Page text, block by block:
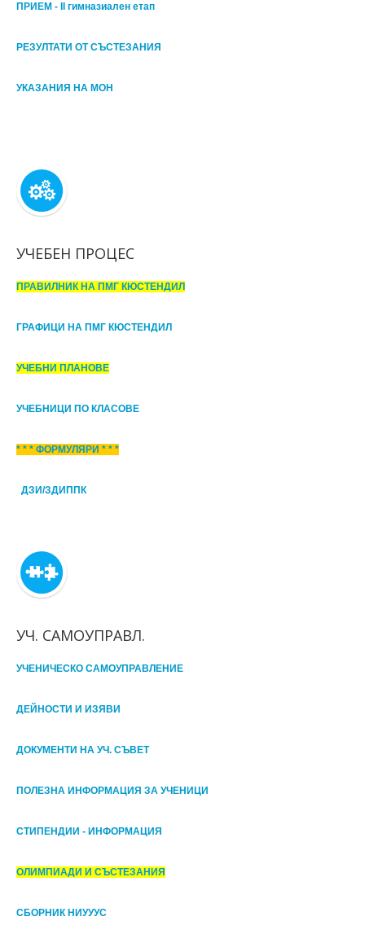
ПРИЕМ - II гимназиален етап
РЕЗУЛТАТИ ОТ СЪСТЕЗАНИЯ
УКАЗАНИЯ НА МОН
УЧЕБЕН ПРОЦЕС
ПРАВИЛНИК НА ПМГ КЮСТЕНДИЛ
ГРАФИЦИ НА ПМГ КЮСТЕНДИЛ
УЧЕБНИ ПЛАНОВЕ
УЧЕБНИЦИ ПО КЛАСОВЕ
* * * ФОРМУЛЯРИ * * *
ДЗИ/ЗДИППК
УЧ. САМОУПРАВЛ.
УЧЕНИЧЕСКО САМОУПРАВЛЕНИЕ
ДЕЙНОСТИ И ИЗЯВИ
ДОКУМЕНТИ НА УЧ. СЪВЕТ
ПОЛЕЗНА ИНФОРМАЦИЯ ЗА УЧЕНИЦИ
СТИПЕНДИИ - ИНФОРМАЦИЯ
ОЛИМПИАДИ И СЪСТЕЗАНИЯ
СБОРНИК НИУУУС